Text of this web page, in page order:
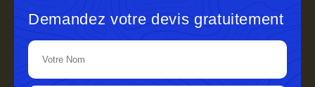
Demandez votre devis gratuitement